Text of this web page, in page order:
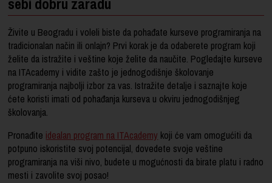
Živite u Beogradu i voleli biste da pohađate kurseve programiranja na
tradicionalan način ili onlajn? Prvi korak je da odaberete program koji
želite da istražite i veštine koje želite da naučite. Pogledajte kurseve
na ITAcademy i vidite zašto je jednogodišnje školovanje
programiranja najbolji izbor za vas. Istražite detalje i saznajte koje
ćete koristi imati od pohađanja kurseva u okviru jednogodišnjeg
školovanja.
Pronađite idealan program na ITAcademy koji će vam omogućiti da
potpuno iskoristite svoj potencijal, dovedete svoje veštine
programiranja na viši nivo, budete u mogućnosti da birate platu i radno
mesti i zavolite svoj posao!